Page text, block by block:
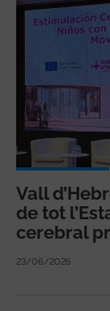
Vall
de tot
cerebral
23/06/2026